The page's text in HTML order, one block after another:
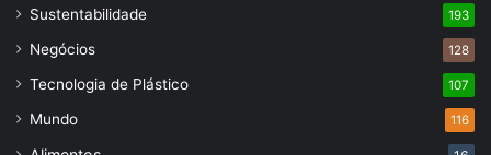
Sustentabilidade 193
Negócios 128
Tecnologia de Plástico 107
Mundo 116